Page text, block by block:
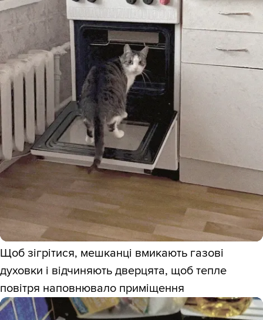
Щоб зігрітися, мешканці вмикають газові
духовки і відчиняють дверцята, щоб тепле
повітря наповнювало приміщення